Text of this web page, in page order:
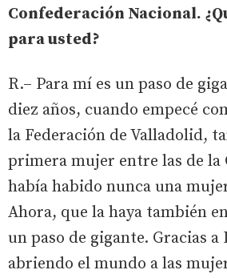
Confederación Nacional.
para usted?
R.– Para mí es un paso de
diez años, cuando empecé
la Federación de Valladolid,
primera mujer entre las de la
había habido nunca una
Ahora, que la haya también
un paso de gigante. Gracias a
abriendo el mundo a las